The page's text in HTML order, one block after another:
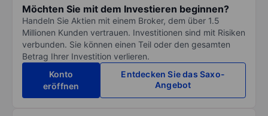
Möchten Sie mit dem Investieren beginnen?
Handeln Sie Aktien mit einem Broker, dem über 1.5
Millionen Kunden vertrauen. Investitionen sind mit Risiken
verbunden. Sie können einen Teil oder den gesamten
Betrag Ihrer Investition verlieren.
Konto
eröffnen
Entdecken Sie das Saxo-
Angebot